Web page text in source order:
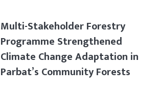
Multi-Stakeholder Forestry
Programme Strengthened
Climate Change Adaptation in
Parbat’s Community Forests